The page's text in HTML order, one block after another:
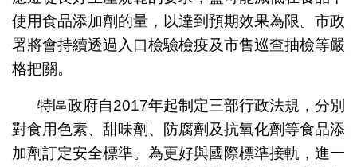
使用食品添加劑的量，以達到預期效果為限。市政
署將會持續透過入口檢驗檢疫及市售巡查抽檢等嚴
格把關。
特區政府自2017年起制定三部行政法規，分別
對食用色素、甜味劑、防腐劑及抗氧化劑等食品添
加劑訂定安全標準。為更好與國際標準接軌，進一